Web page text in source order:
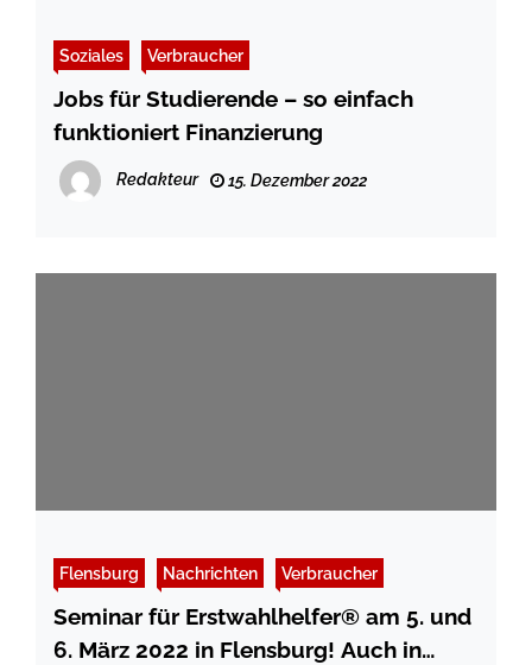
Soziales Verbraucher
Jobs für Studierende – so einfach
funktioniert Finanzierung
Redakteur 15. Dezember 2022
Flensburg Nachrichten Verbraucher
Seminar für Erstwahlhelfer® am 5. und
6. März 2022 in Flensburg! Auch in